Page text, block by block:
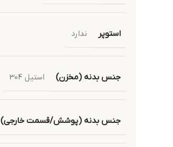
استوپر ندارد
جنس بدنه (مخزن) استیل 304
جنس بدنه (پوشش/قسمت خارجی)